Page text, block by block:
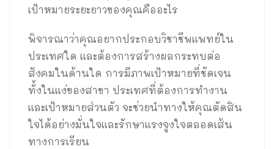
เป้าหมายระยะยาวของคุณคืออะไร
พิจารณาว่าคุณอยากประกอบวิชาชีพแพทย์ใน
ประเทศใด และต้องการสร้างผลกระทบต่อ
สังคมในด้านใด การมีภาพเป้าหมายที่ชัดเจน
ทั้งในแง่ของสาขา ประเทศที่ต้องการทำงาน
และเป้าหมายส่วนตัว จะช่วยนำทางให้คุณตัดสิน
ใจได้อย่างมั่นใจและรักษาแรงจูงใจตลอดเส้น
ทางการเรียน